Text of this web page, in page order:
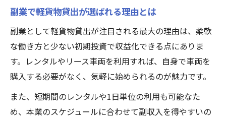
軽貨物黒ナンバー運用時のトラブル回避法
項
軽貨物黒ナンバー貸出の合法性を徹底解説
黒ナンバー軽貨物貸出のリスクと安全対策
リースとレンタルの違いと最適な選択法
軽貨物リースとレンタルの違いを比較解説
副業で軽貨物貸出が選ばれる理由とは
副業として軽貨物貸出が注目される最大の理由は、柔軟
な働き方と少ない初期投資で収益化できる点にありま
す。レンタルやリース車両を利用すれば、自身で車両を
購入する必要がなく、気軽に始められるのが魅力です。
また、短期間のレンタルや1日単位の利用も可能なた
め、本業のスケジュールに合わせて副収入を得やすいの